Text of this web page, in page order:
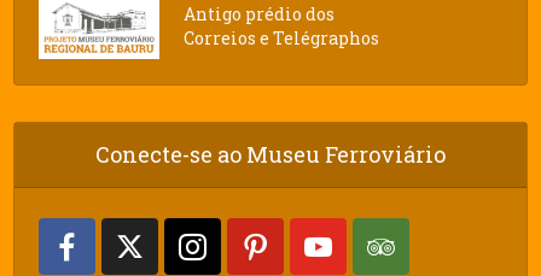
Antigo prédio dos
Correios e Telégraphos
Conecte-se ao Museu Ferroviário